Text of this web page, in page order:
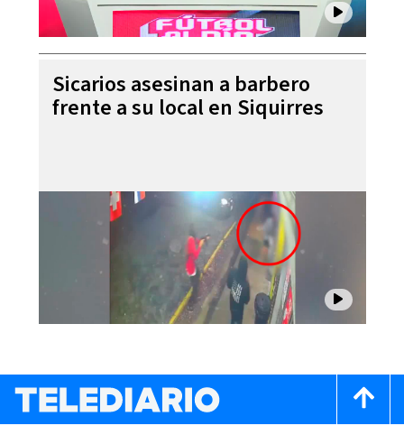
Sicarios asesinan a barbero
frente a su local en Siquirres